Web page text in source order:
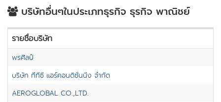
บริษัทอื่นๆในประเภทธุรกิจ ธุรกิจ พาณิชย์
รายชื่อบริษัท
พรศิลป์
บริษัท ทีทีซี แอร์คอนดิชั่นนิ่ง จำกัด
AEROGLOBAL CO.,LTD.